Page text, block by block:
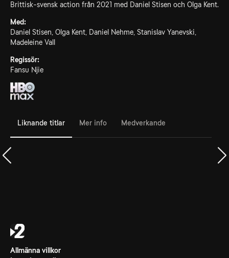
Brittisk-svensk action från 2021 med Daniel Stisen och Olga Kent.
Med:
Daniel Stisen, Olga Kent, Daniel Nehme, Stanislav Yanevski,
Madeleine Vall
Regissör:
Fansu Njie
Liknande titlar Mer info Medverkande
Allmänna villkor